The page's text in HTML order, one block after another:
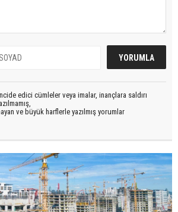
edici cümleler veya imalar, inançlara saldırı
ve büyük harflerle yazılmış yorumlar